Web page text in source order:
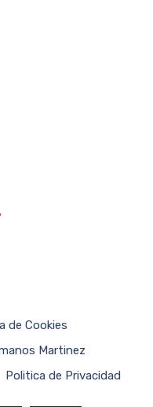
de Cookies
Martinez
Politica de Privacidad